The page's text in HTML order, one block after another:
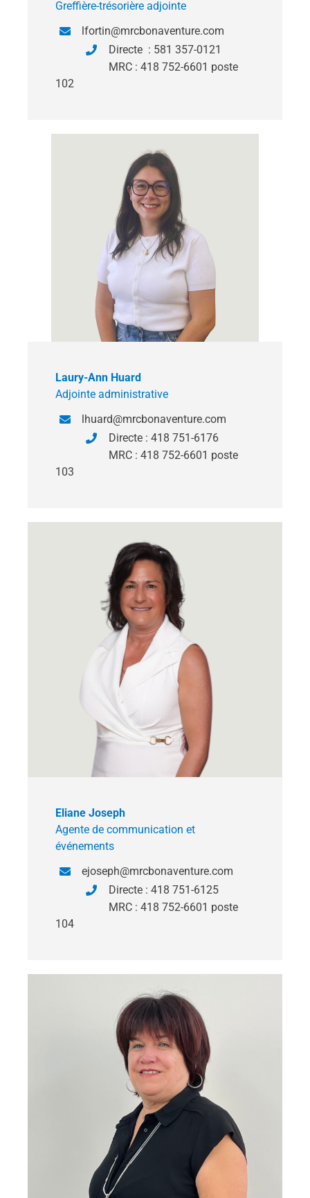
Greffière-trésorière adjointe
lfortin@mrcbonaventure.com
Directe : 581 357-0121
MRC : 418 752-6601 poste
102
Laury-Ann Huard
Adjointe administrative
lhuard@mrcbonaventure.com
Directe : 418 751-6176
MRC : 418 752-6601 poste
103
Eliane Joseph
Agente de communication et
événements
ejoseph@mrcbonaventure.com
Directe : 418 751-6125
MRC : 418 752-6601 poste
104